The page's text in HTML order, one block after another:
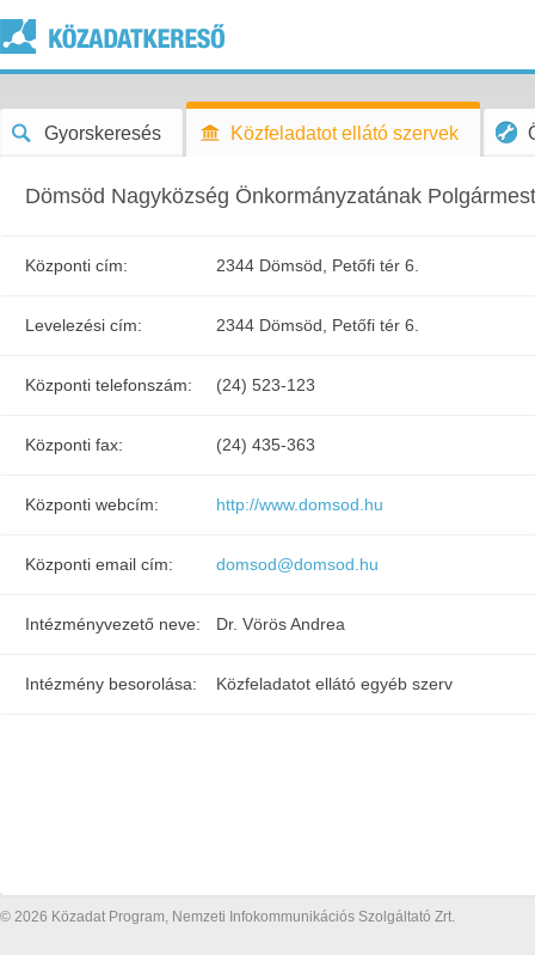
Gyorskeresés Közfeladatot ellátó szervek
Dömsöd Nagyközség Önkormányzatának
Központi cím: 2344 Dömsöd, Petőfi tér 6.
Levelezési cím: 2344 Dömsöd, Petőfi tér 6.
Központi telefonszám: (24) 523-123
Központi fax: (24) 435-363
Központi webcím: http://www.domsod.hu
Központi email cím: domsod@domsod.hu
Intézményvezető neve: Dr. Vörös Andrea
Intézmény besorolása: Közfeladatot ellátó egyéb szerv
© 2026 Közadat Program, Nemzeti Infokommunikációs Szolgáltató Zrt.